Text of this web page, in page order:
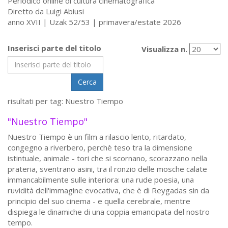
Diretto da Luigi Abiusi
anno XVII | Uzak 52/53 | primavera/estate 2026
Inserisci parte del titolo
Cerca
Visualizza n.
risultati per tag: Nuestro Tiempo
"Nuestro Tiempo"
Nuestro Tiempo è un film a rilascio lento, ritardato,
congegno a riverbero, perchè teso tra la dimensione
istintuale, animale - tori che si scornano, scorazzano nella
prateria, sventrano asini, tra il ronzio delle mosche calate
immancabilmente sulle interiora: una rude poesia, una
ruvidità dell'immagine evocativa, che è di Reygadas sin da
principio del suo cinema - e quella cerebrale, mentre
dispiega le dinamiche di una coppia emancipata del nostro
tempo.